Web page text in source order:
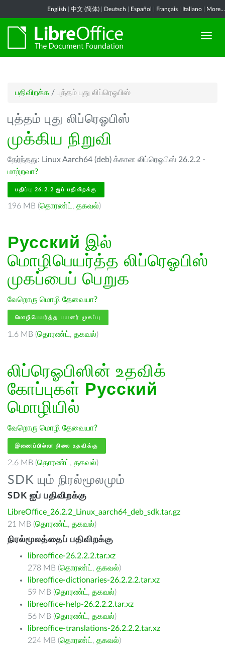
English 中文 (简体) Deutsch Español Français Italiano More...
பதிவிறக்க / புத்தம் புது லிப்ரெஓபிஸ்
புத்தம் புது லிப்ரெஓபிஸ்
முக்கிய நிறுவி
தேர்ந்தது: Linux Aarch64 (deb) க்கான லிப்ரெஓபிஸ் 26.2.2 -
மாற்றவா?
பதிப்பு 26.2.2 ஐப் பதிவிறக்கு
196 MB (தொரண்ட் , தகவல்)
Русский இல்
மொழிபெயர்த்த லிப்ரெஓபிஸ்
முகப்பைப் பெறுக
வேறொரு மொழி தேவையா?
மொழிபெயர்த்த பயனர் முகப்பு
1.6 MB (தொரண்ட் , தகவல்)
லிப்ரெஓபிஸின் உதவிக்
கோப்புகள் Русский
மொழியில்
வேறொரு மொழி தேவையா?
இணைப்பில்லா நிலை உதவிக்கு
2.6 MB (தொரண்ட் , தகவல்)
SDK யும் நிரல்மூலமும்
SDK ஐப் பதிவிறக்கு
LibreOffice_26.2.2_Linux_aarch64_deb_sdk.tar.gz
21 MB (தொரண்ட் , தகவல்)
நிரல்மூலத்தைப் பதிவிறக்கு
libreoffice-26.2.2.2.tar.xz
278 MB (தொரண்ட் , தகவல்)
libreoffice-dictionaries-26.2.2.2.tar.xz
59 MB (தொரண்ட் , தகவல்)
libreoffice-help-26.2.2.2.tar.xz
56 MB (தொரண்ட் , தகவல்)
libreoffice-translations-26.2.2.2.tar.xz
224 MB (தொரண்ட் , தகவல்)